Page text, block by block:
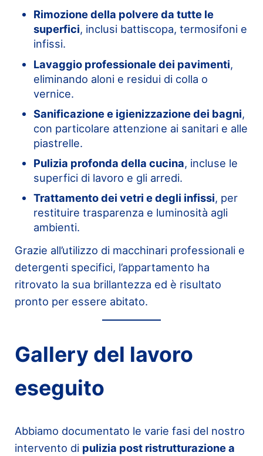
Rimozione della polvere da tutte le
superfici, inclusi battiscopa, termosifoni e
infissi.
Lavaggio professionale dei pavimenti,
eliminando aloni e residui di colla o
vernice.
Sanificazione e igienizzazione dei bagni,
con particolare attenzione ai sanitari e alle
piastrelle.
Pulizia profonda della cucina, incluse le
superfici di lavoro e gli arredi.
Trattamento dei vetri e degli infissi, per
restituire trasparenza e luminosità agli
ambienti.
Grazie all’utilizzo di macchinari professionali e
detergenti specifici, l’appartamento ha
ritrovato la sua brillantezza ed è risultato
pronto per essere abitato.
Gallery del lavoro
eseguito
Abbiamo documentato le varie fasi del nostro
intervento di pulizia post ristrutturazione a